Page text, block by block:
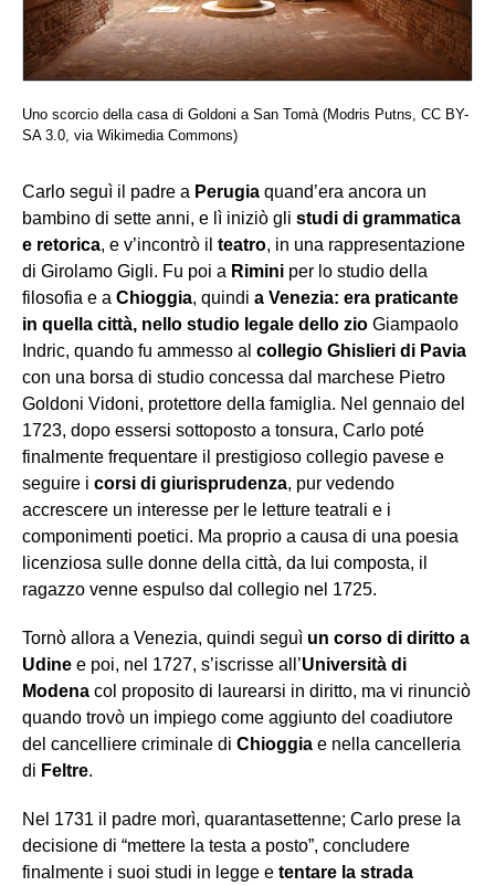
Uno scorcio della casa di Goldoni a San Tomà (Modris Putns, CC BY-
SA 3.0, via Wikimedia Commons)
Carlo seguì il padre a Perugia quand’era ancora un
bambino di sette anni, e lì iniziò gli studi di grammatica
e retorica, e v’incontrò il teatro, in una rappresentazione
di Girolamo Gigli. Fu poi a Rimini per lo studio della
filosofia e a Chioggia, quindi a Venezia: era praticante
in quella città, nello studio legale dello zio Giampaolo
Indric, quando fu ammesso al collegio Ghislieri di Pavia
con una borsa di studio concessa dal marchese Pietro
Goldoni Vidoni, protettore della famiglia. Nel gennaio del
1723, dopo essersi sottoposto a tonsura, Carlo poté
finalmente frequentare il prestigioso collegio pavese e
seguire i corsi di giurisprudenza, pur vedendo
accrescere un interesse per le letture teatrali e i
componimenti poetici. Ma proprio a causa di una poesia
licenziosa sulle donne della città, da lui composta, il
ragazzo venne espulso dal collegio nel 1725.
Tornò allora a Venezia, quindi seguì un corso di diritto a
Udine e poi, nel 1727, s’iscrisse all’Università di
Modena col proposito di laurearsi in diritto, ma vi rinunciò
quando trovò un impiego come aggiunto del coadiutore
del cancelliere criminale di Chioggia e nella cancelleria
di Feltre.
Nel 1731 il padre morì, quarantasettenne; Carlo prese la
decisione di “mettere la testa a posto”, concludere
finalmente i suoi studi in legge e tentare la strada